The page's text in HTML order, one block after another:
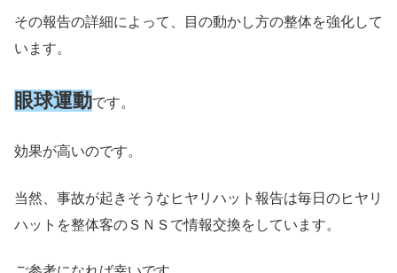
その報告の詳細によって、目の動かし方の整体を強化して
います。
眼球運動です。
効果が高いのです。
当然、事故が起きそうなヒヤリハット報告は毎日のヒヤリ
ハットを整体客のＳＮＳで情報交換をしています。